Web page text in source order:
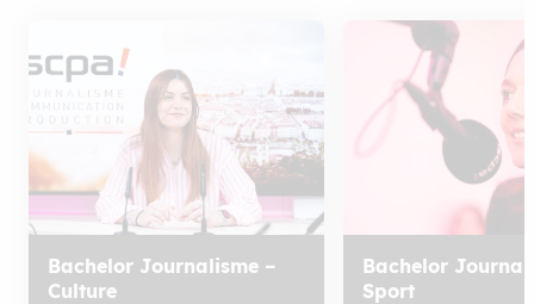
Bachelor Journalisme –
Culture
Bachelor
Sport